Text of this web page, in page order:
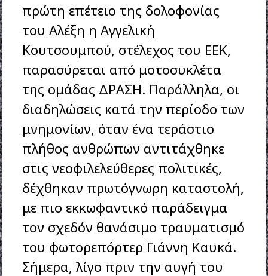
πρώτη επέτειο της δολοφονίας
του Αλέξη η Αγγελική
Κουτσουμπού, στέλεχος του ΕΕΚ,
παρασύρεται από μοτοσυκλέτα
της ομάδας ΔΡΑΣΗ. Παράλληλα, οι
διαδηλώσεις κατά την περίοδο των
μνημονίων, όταν ένα τεράστιο
πλήθος ανθρώπων αντιτάχθηκε
στις νεοφιλελεύθερες πολιτικές,
δέχθηκαν πρωτόγνωρη καταστολή,
με πιο εκκωφαντικό παράδειγμα
τον σχεδόν θανάσιμο τραυματισμό
του φωτορεπόρτερ Γιάννη Καυκά.
Σήμερα, λίγο πριν την αυγή του